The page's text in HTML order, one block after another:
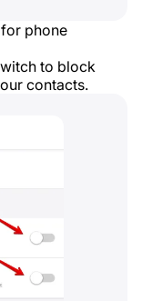
phone
to block
contacts.